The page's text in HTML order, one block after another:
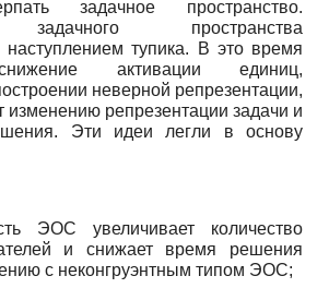
задачное пространство.
задачного пространства
наступлением тупика. В это время
активации единиц,
неверной репрезентации,
изменению репрезентации задачи и
Эти идеи легли в основу
ЭОС увеличивает количество
и снижает время решения
с неконгруэнтным типом ЭОС;